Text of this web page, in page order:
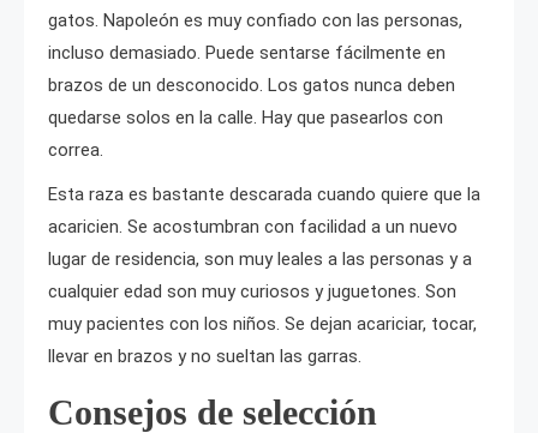
gatos. Napoleón es muy confiado con las personas,
incluso demasiado. Puede sentarse fácilmente en
brazos de un desconocido. Los gatos nunca deben
quedarse solos en la calle. Hay que pasearlos con
correa.
Esta raza es bastante descarada cuando quiere que la
acaricien. Se acostumbran con facilidad a un nuevo
lugar de residencia, son muy leales a las personas y a
cualquier edad son muy curiosos y juguetones. Son
muy pacientes con los niños. Se dejan acariciar, tocar,
llevar en brazos y no sueltan las garras.
Consejos de selección